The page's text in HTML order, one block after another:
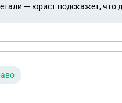
— юрист подскажет, что